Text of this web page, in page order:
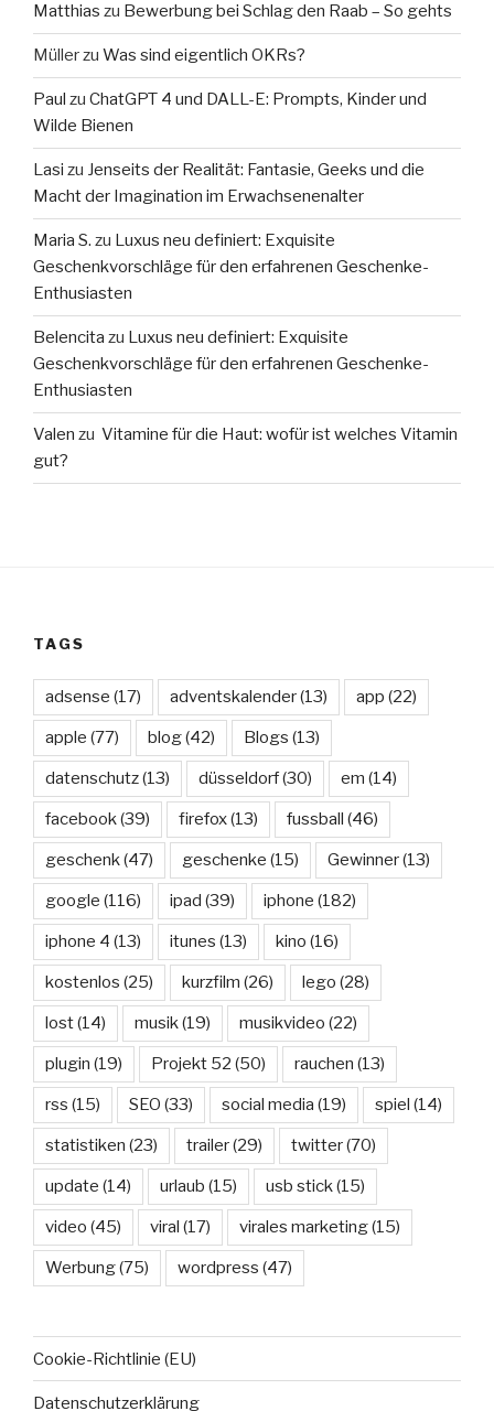
Matthias zu Bewerbung bei Schlag den Raab – So gehts
Müllerzu Was sind eigentlich OKRs?
Paul zu ChatGPT 4 und DALL-E: Prompts, Kinder und
Wilde Bienen
Lasi zu Jenseits der Realität: Fantasie, Geeks und die
Macht der Imagination im Erwachsenenalter
Maria S. zu Luxus neu definiert: Exquisite
Geschenkvorschläge für den erfahrenen Geschenke-
Enthusiasten
Belencita zu Luxus neu definiert: Exquisite
Geschenkvorschläge für den erfahrenen Geschenke-
Enthusiasten
Valen zu Vitamine für die Haut: wofür ist welches Vitamin
gut?
TAGS
adsense (17) adventskalender(13) app (22)
apple (77) blog(42) Blogs (13)
datenschutz(13) düsseldorf(30) em (14)
facebook(39) firefox(13) fussball (46)
geschenk(47) geschenke (15) Gewinner(13)
google (116) ipad (39) iphone (182)
iphone 4 (13) itunes (13) kino (16)
kostenlos (25) kurzfilm (26) lego (28)
lost(14) musik(19) musikvideo (22)
plugin (19) Projekt 52 (50) rauchen (13)
rss (15) SEO (33) social media (19) spiel (14)
statistiken (23) trailer(29) twitter(70)
update (14) urlaub (15) usb stick(15)
video (45) viral (17) virales marketing(15)
Werbung(75) wordpress (47)
Cookie-Richtlinie (EU)
Datenschutzerklärung